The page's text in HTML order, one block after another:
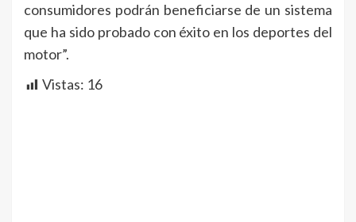
consumidores podrán beneficiarse de un sistema
que ha sido probado con éxito en los deportes del
motor”.
Vistas: 16